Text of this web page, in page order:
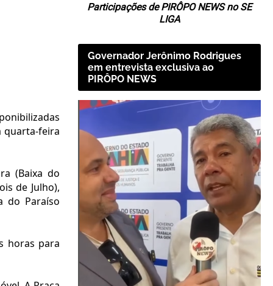
quarta-feira
(Baixa do
de Julho),
do Paraíso
horas para
Participações de PIRÔPO NEWS no SE
LIGA
Governador Jerônimo Rodrigues
em entrevista exclusiva ao
PIRÔPO NEWS